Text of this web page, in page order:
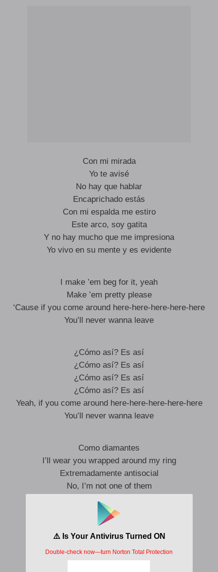
Con mi mirada
Yo te avisé
No hay que hablar
Encaprichado estás
Con mi espalda me estiro
Este arco, soy gatita
Y no hay mucho que me impresiona
Yo vivo en su mente y es evidente
I make ’em beg for it, yeah
Make ’em pretty please
‘Cause if you come around here-here-here-here-here
You’ll never wanna leave
¿Cómo así? Es así
¿Cómo así? Es así
¿Cómo así? Es así
¿Cómo así? Es así
Yeah, if you come around here-here-here-here-here
You’ll never wanna leave
Como diamantes
I’ll wear you wrapped around my ring
Extremadamente antisocial
No, I’m not one of them
Pa’ mi amor te toca trabajar
Y lo que vale la pena
Nunca se consigue fácil, nah